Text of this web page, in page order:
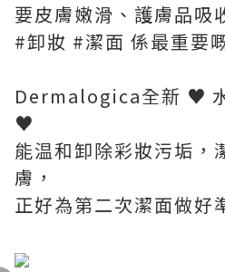
要皮膚嫩滑、護膚品吸
#卸妝 #潔面 係最重要
Dermalogica全新 ♥
♥
能温和卸除彩妝污垢，
膚，
正好為第二次潔面做好